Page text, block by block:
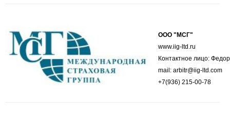
ООО "МСГ"
www.iig-ltd.ru
Контактное лицо:
mail: arbitr@iig-ltd.com
+7(936) 215-00-78